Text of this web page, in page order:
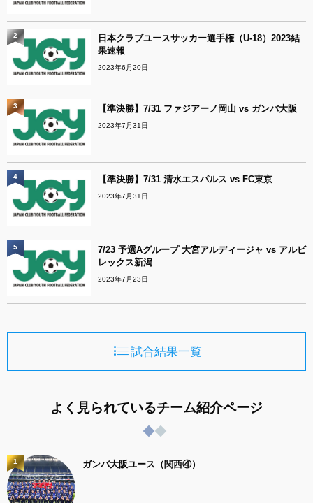
日本クラブユースサッカー選手権（U-18）2023結
果速報
2023年6月20日
2
【準決勝】7/31 ファジアーノ岡山 vs ガンバ大阪
2023年7月31日
3
【準決勝】7/31 清水エスパルス vs FC東京
2023年7月31日
4
7/23 予選Aグループ 大宮アルディージャ vs アルビ
レックス新潟
2023年7月23日
5
試合結果一覧
よく見られているチーム紹介ページ
ガンバ大阪ユース（関西④）
1